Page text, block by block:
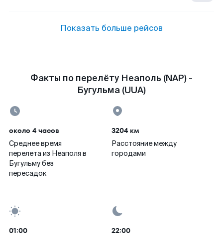
Показать больше рейсов
Факты по перелёту Неаполь (NAP) -
Бугульма (UUA)
около 4 часов
Среднее время
перелета из Неаполя в
Бугульму без
пересадок
3204 км
Расстояние между
городами
01:00 22:00